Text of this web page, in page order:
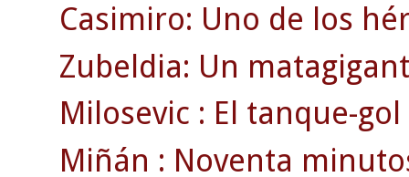
Casimiro: Uno de los
Zubeldia: Un
Milosevic : El tanque-
Miñán : Noventa